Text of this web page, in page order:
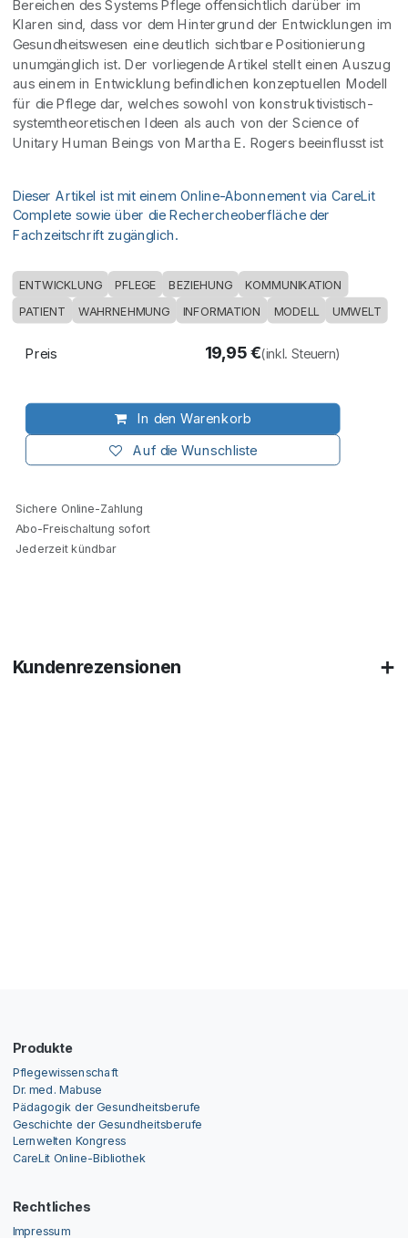
Bereichen des Systems Pflege offensichtlich darüber im
Klaren sind, dass vor dem Hintergrund der Entwicklungen im
Gesundheitswesen eine deutlich sichtbare Positionierung
unumgänglich ist. Der vorliegende Artikel stellt einen Auszug
aus einem in Entwicklung befindlichen konzeptuellen Modell
für die Pflege dar, welches sowohl von konstruktivistisch-
systemtheoretischen Ideen als auch von der Science of
Unitary Human Beings von Martha E. Rogers beeinflusst ist
Dieser Artikel ist mit einem Online-Abonnement via CareLit
Complete sowie über die Rechercheoberfläche der
Fachzeitschrift zugänglich.
ENTWICKLUNG PFLEGE BEZIEHUNG
KOMMUNIKATION
PATIENT
WAHRNEHMUNG INFORMATION MODELL UMWELT
In den Warenkorb
Auf die Wunschliste
Preis 19,95€(inkl. Steuern)
Sichere Online-Zahlung
Abo-Freischaltung sofort
Jederzeit kündbar
Kundenrezensionen
Produkte
Pflegewissenschaft
Dr. med. Mabuse
Pädagogik der Gesundheitsberufe
Geschichte der Gesundheitsberufe
Lernwelten Kongress
CareLit Online-Bibliothek
Rechtliches
Impressum